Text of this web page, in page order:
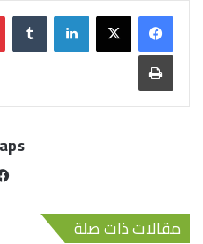
مقالات ذات صلة